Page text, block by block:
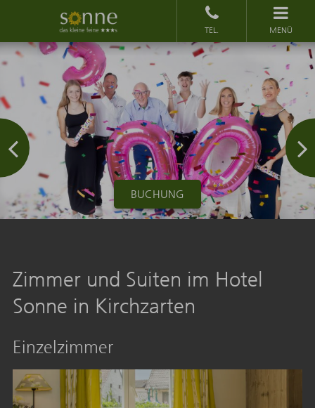
MENÜ
BUCHUNG
Zimmer und Suiten im Hotel
Sonne in Kirchzarten
Einzelzimmer